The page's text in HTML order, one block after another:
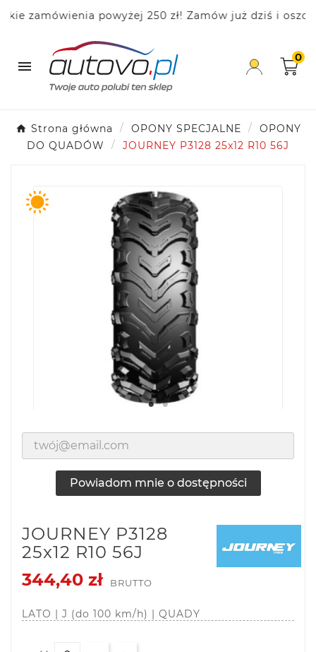
zamówienia powyżej 250 zł! Zamów już dziś i

0
Strona główna OPONY SPECJALNE
OPONY
DO QUADÓW
JOURNEY P3128 25x12 R10 56J
Powiadom mnie o dostępności
JOURNEY P3128
25x12 R10 56J
344,40 zł
BRUTTO
LATO | J (do 100 km/h) | QUADY